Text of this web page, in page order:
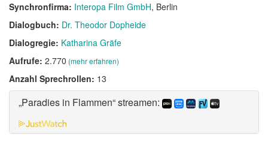
Synchronfirma: Interopa Film GmbH, Berlin
Dialogbuch: Dr. Theodor Dopheide
Dialogregie: Katharina Gräfe
Aufrufe: 2.770 (mehr erfahren)
Anzahl Sprechrollen: 13
„Paradies in Flammen“ streamen: